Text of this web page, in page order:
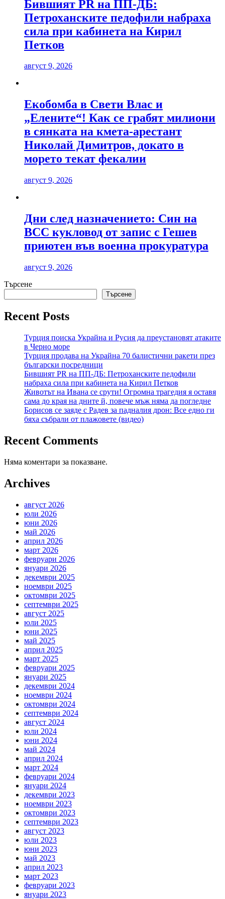
Бившият PR на ПП-ДБ:
Петроханските педофили набраха
сила при кабинета на Кирил
Петков
август 9, 2026
Екобомба в Свети Влас и
„Елените“! Как се грабят милиони
в сянката на кмета-арестант
Николай Димитров, докато в
морето текат фекалии
август 9, 2026
Дни след назначението: Син на
ВСС кукловод от запис с Гешев
приютен във военна прокуратура
август 9, 2026
Търсене
Търсене
Recent Posts
Турция поиска Украйна и Русия да преустановят атаките
в Черно море
Турция продава на Украйна 70 балистични ракети през
български посредници
Бившият PR на ПП-ДБ: Петроханските педофили
набраха сила при кабинета на Кирил Петков
Животът на Ивана се срути! Огромна трагедия я оставя
сама до края на дните й, повече мъж няма да погледне
Борисов се заяде с Радев за падналия дрон: Все едно ги
бяха събрали от плажовете (видео)
Recent Comments
Няма коментари за показване.
Archives
август 2026
юли 2026
юни 2026
май 2026
април 2026
март 2026
февруари 2026
януари 2026
декември 2025
ноември 2025
октомври 2025
септември 2025
август 2025
юли 2025
юни 2025
май 2025
април 2025
март 2025
февруари 2025
януари 2025
декември 2024
ноември 2024
октомври 2024
септември 2024
август 2024
юли 2024
юни 2024
май 2024
април 2024
март 2024
февруари 2024
януари 2024
декември 2023
ноември 2023
октомври 2023
септември 2023
август 2023
юли 2023
юни 2023
май 2023
април 2023
март 2023
февруари 2023
януари 2023